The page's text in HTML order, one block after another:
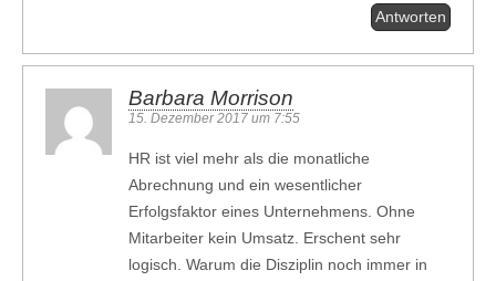
Antworten
Barbara Morrison
15. Dezember 2017 um 7:55
HR ist viel mehr als die monatliche
Abrechnung und ein wesentlicher
Erfolgsfaktor eines Unternehmens. Ohne
Mitarbeiter kein Umsatz. Erschent sehr
logisch. Warum die Disziplin noch immer in